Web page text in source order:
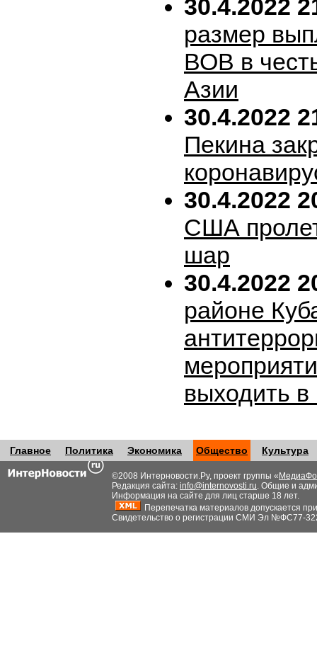
30.4.2022
размер
ВОВ в
Азии
30.4.2022
Пекина
30.4.2022
США
шар
30.4.2022
районе
выходить
Главное Политика Экономика Общество Культура
©2008 Интерновости.Ру, проект группы «
Редакция сайта: info@internovosti.ru. Общие и
Информация на сайте для лиц старше 18 лет.
Перепечатка материалов допускается
Свидетельство о регистрации СМИ Эл №ФС77-